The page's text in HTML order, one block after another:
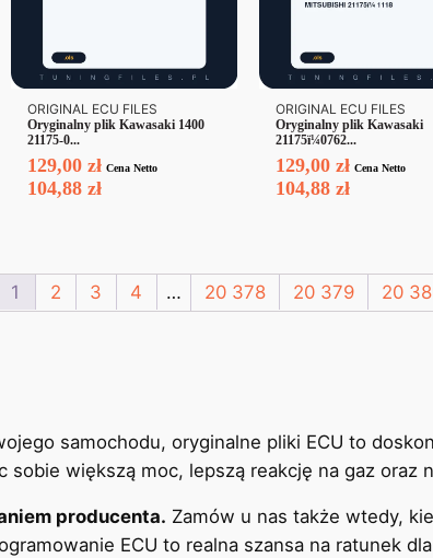
ORIGINAL ECU FILES
Oryginalny plik Kawasaki 1400
21175-0...
129,00 zł Cena Netto
104,88 zł
ORIGINAL ECU FILES
Oryginalny plik Kawasaki
21175ï¼0762...
129,00 zł Cena Netto
104,88 zł
1 2 3 4 … 20 378 20 379 20
samochodu, oryginalne pliki ECU to
większą moc, lepszą reakcję na gaz oraz
producenta. Zamów u nas także wtedy,
ECU to realna szansa na ratunek